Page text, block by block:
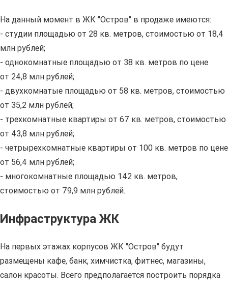
На данный момент в ЖК "Остров" в продаже имеются:
- студии площадью от 28 кв. метров, стоимостью от 18,4
млн рублей;
- однокомнатные площадью от 38 кв. метров по цене
от 24,8 млн рублей;
- двухкомнатые площадью от 58 кв. метров, стоимостью
от 35,2 млн рублей;
- трехкомнатные квартиры от 67 кв. метров, стоимостью
от 43,8 млн рублей;
- четрырехкомнатные квартиры от 100 кв. метров по цене
от 56,4 млн рублей;
- многокомнатные площадью 142 кв. метров,
стоимостью от 79,9 млн рублей.
Инфраструктура ЖК
На первых этажах корпусов ЖК "Остров" будут
размещены кафе, банк, химчистка, фитнес, магазины,
салон красоты. Всего предполагается построить порядка